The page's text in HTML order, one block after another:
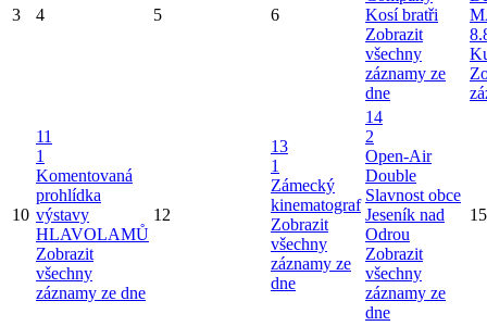
3 4 5 6
Kosí bratři
Zobrazit
všechny
záznamy ze
dne
10
11
1
Komentovaná
prohlídka
výstavy
HLAVOLAMŮ
Zobrazit
všechny
záznamy ze dne
12
13
1
Zámecký
kinematograf
Zobrazit
všechny
záznamy ze
dne
14
2
Open-Air
Double
Slavnost obce
Jeseník nad
Odrou
Zobrazit
všechny
záznamy ze
dne
15